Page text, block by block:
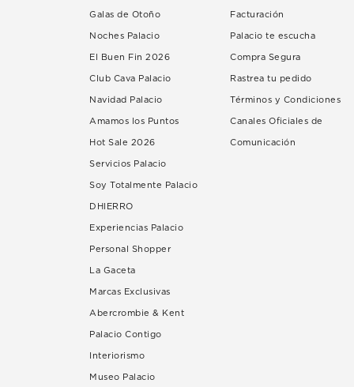
Galas de Otoño
Noches Palacio
El Buen Fin 2026
Club Cava Palacio
Navidad Palacio
Amamos los Puntos
Hot Sale 2026
Servicios Palacio
Soy Totalmente Palacio
DHIERRO
Experiencias Palacio
Personal Shopper
La Gaceta
Marcas Exclusivas
Abercrombie & Kent
Palacio Contigo
Interiorismo
Museo Palacio
Facturación
Palacio te escucha
Compra Segura
Rastrea tu pedido
Términos y Condiciones
Canales Oficiales de
Comunicación